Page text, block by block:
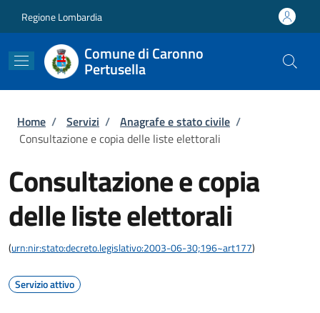
Regione Lombardia
Comune di Caronno
Pertusella
Briciole di pane
Home / Servizi / Anagrafe e stato civile /
Consultazione e copia delle liste elettorali
Consultazione e copia
delle liste elettorali
(urn:nir:stato:decreto.legislativo:2003-06-30;196~art177)
Servizio attivo